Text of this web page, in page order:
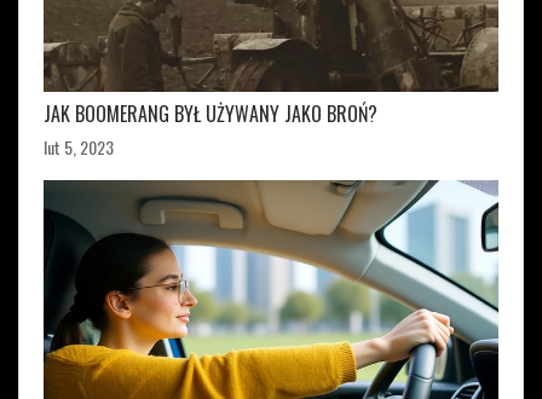
JAK BOOMERANG BYŁ UŻYWANY JAKO BROŃ?
lut 5, 2023